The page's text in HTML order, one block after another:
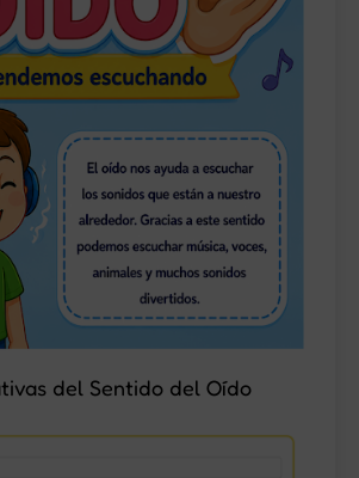
del Sentido del Oído